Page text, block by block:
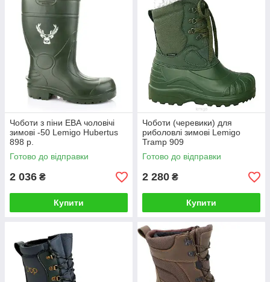
Чоботи з піни ЕВА чоловічі
зимові -50 Lemigo Hubertus
898 р.
Готово до відправки
2 036 ₴
Купити
Чоботи (черевики) для
риболовлі зимові Lemigo
Tramp 909
Готово до відправки
2 280 ₴
Купити